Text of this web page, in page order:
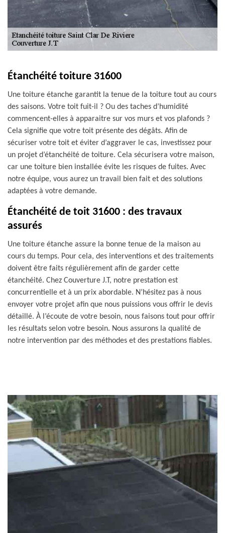
Étanchéité toiture 31600
Une toiture étanche garantit la tenue de la toiture tout au cours
des saisons. Votre toit fuit-il ? Ou des taches d’humidité
commencent-elles à apparaitre sur vos murs et vos plafonds ?
Cela signifie que votre toit présente des dégâts. Afin de
sécuriser votre toit et éviter d’aggraver le cas, investissez pour
un projet d’étanchéité de toiture. Cela sécurisera votre maison,
car une toiture bien installée évite les risques de fuites. Avec
notre équipe, vous aurez un travail bien fait et des solutions
adaptées à votre demande.
Étanchéité de toit 31600 : des travaux
assurés
Une toiture étanche assure la bonne tenue de la maison au
cours du temps. Pour cela, des interventions et des traitements
doivent être faits régulièrement afin de garder cette
étanchéité. Chez Couverture J.T, notre prestation est
concurrentielle et à un prix abordable. N’hésitez pas à nous
envoyer votre projet afin que nous puissions vous offrir le devis
détaillé. À l’écoute de votre besoin, nous faisons tout pour offrir
les résultats selon votre besoin. Nous assurons la qualité de
notre intervention par des méthodes et des prestations fiables.